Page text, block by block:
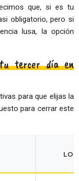
que, si es tu
obligatorio, pero si
lusa, la opción
tu tercer día en
para que elijas la
para cerrar este
LO